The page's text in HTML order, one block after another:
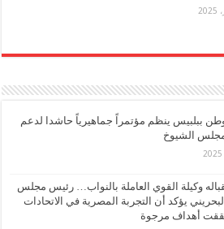
ببلبيس ينظم مؤتمراً جماهيرياً حاشدا لدعم
الشيوخ
وكيلة القوي العاملة بالنواب… رئيس مجلس
يؤكد أن التجربة المصرية في الاتحادات
حققت أهداف مرجوة